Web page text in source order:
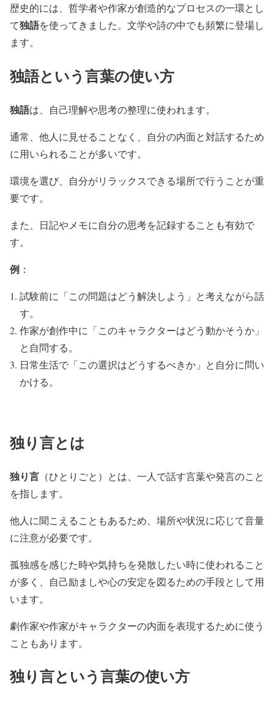
歴史的には、哲学者や作家が創造的なプロセスの一環とし
て独語を使ってきました。文学や詩の中でも頻繁に登場し
ます。
独語という言葉の使い方
独語は、自己理解や思考の整理に使われます。
通常、他人に見せることなく、自分の内面と対話するため
に用いられることが多いです。
環境を選び、自分がリラックスできる場所で行うことが重
要です。
また、日記やメモに自分の思考を記録することも有効で
す。
例 ：
試験前に「この問題はどう解決しよう」と考えながら話
す。
作家が創作中に「このキャラクターはどう動かそうか」
と自問する。
日常生活で「この選択はどうするべきか」と自分に問い
かける。
独り言とは
独り言 （ひとりごと）とは、一人で話す言葉や発言のこと
を指します。
他人に聞こえることもあるため、場所や状況に応じて音量
に注意が必要です。
孤独感を感じた時や気持ちを発散したい時に使われること
が多く、自己励ましや心の安定を図るための手段として用
います。
劇作家や作家がキャラクターの内面を表現するために使う
こともあります。
独り言という言葉の使い方